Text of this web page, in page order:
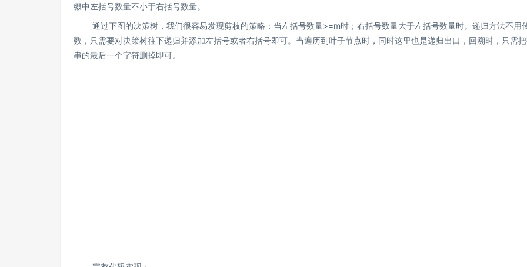
缀中左括号数量不小于右括号数量。
通过下图的决策树，我们很容易发现剪枝的策略：当左括号数量>=m时；右括号数量大于左括号数量时。递归方法不用
数，只需要对决策树往下递归并添加左括号或者右括号即可。当遍历到叶子节点时，同时这里也是递归出口，回溯时，只需
串的最后一个字符删掉即可。